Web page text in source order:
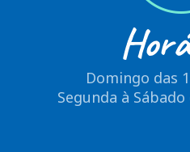
Domingo das
Segunda à Sábado